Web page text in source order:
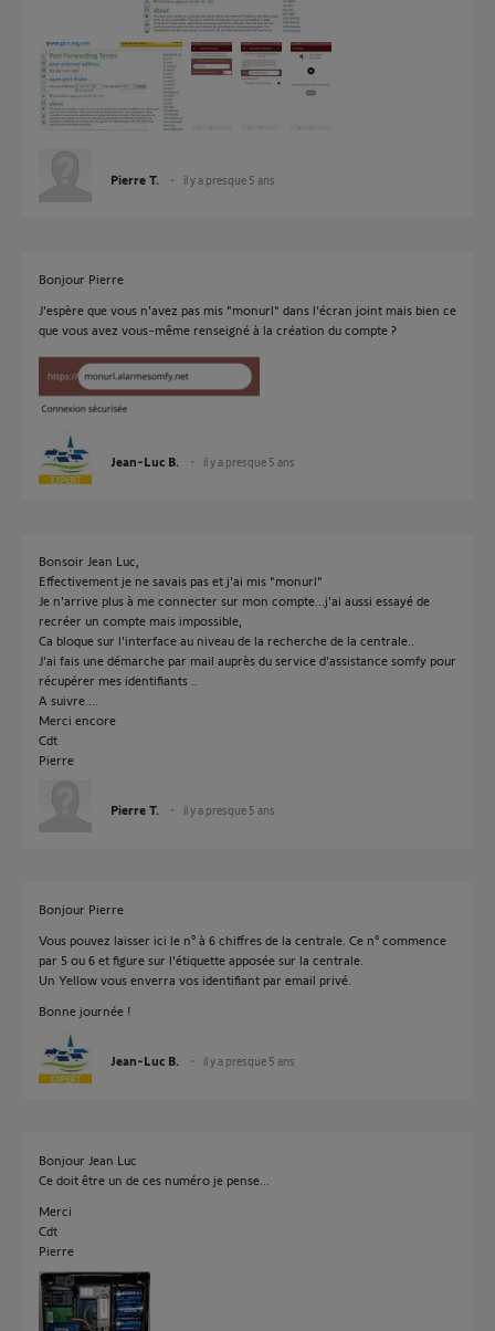
Pierre T. il y a presque 5 ans
Bonjour Pierre
J'espère que vous n'avez pas mis "monurl" dans l'écran joint mais bien ce
que vous avez vous-même renseigné à la création du compte ?
Jean-Luc B. il y a presque 5 ans
Bonsoir Jean Luc,
Effectivement je ne savais pas et j'ai mis "monurl"
Je n'arrive plus à me connecter sur mon compte...j'ai aussi essayé de
recréer un compte mais impossible,
Ca bloque sur l'interface au niveau de la recherche de la centrale..
J'ai fais une démarche par mail auprès du service d'assistance somfy pour
récupérer mes identifiants ..
A suivre....
Merci encore
Cdt
Pierre
Pierre T. il y a presque 5 ans
Bonjour Pierre
Vous pouvez laisser ici le n° à 6 chiffres de la centrale. Ce n° commence
par 5 ou 6 et figure sur l'étiquette apposée sur la centrale.
Un Yellow vous enverra vos identifiant par email privé.
Bonne journée !
Jean-Luc B. il y a presque 5 ans
Bonjour Jean Luc
Ce doit être un de ces numéro je pense...
Merci
Cdt
Pierre